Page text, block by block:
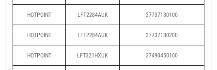
HOTPOINT LFT2284AUK 37737180100
HOTPOINT LFT2284AUK 37737180200
HOTPOINT LFT321HXUK 37490450100